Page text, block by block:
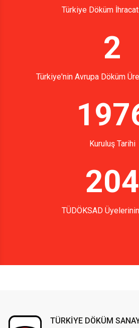
Türkiye Döküm
2
Türkiye'nin Avrupa Döküm
Kuruluş Tarihi
204
TÜDÖKSAD Üyelerinin
TÜRKİYE DÖKÜM